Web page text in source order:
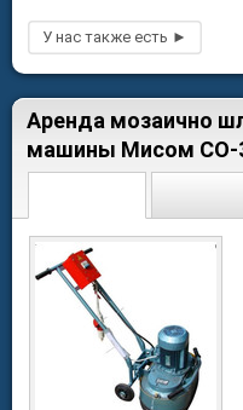
Аренда мозаично
машины Мисом СО-